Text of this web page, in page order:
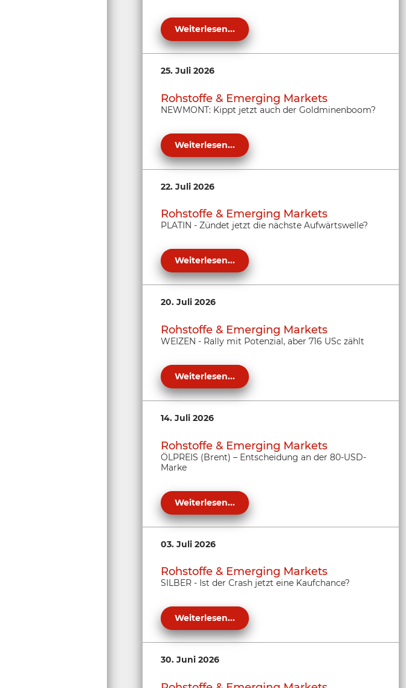
Weiterlesen...
25. Juli 2026
Rohstoffe & Emerging Markets
NEWMONT: Kippt jetzt auch der Goldminenboom?
Weiterlesen...
22. Juli 2026
Rohstoffe & Emerging Markets
PLATIN - Zündet jetzt die nächste Aufwärtswelle?
Weiterlesen...
20. Juli 2026
Rohstoffe & Emerging Markets
WEIZEN - Rally mit Potenzial, aber 716 USc zählt
Weiterlesen...
14. Juli 2026
Rohstoffe & Emerging Markets
ÖLPREIS (Brent) – Entscheidung an der 80-USD-
Marke
Weiterlesen...
03. Juli 2026
Rohstoffe & Emerging Markets
SILBER - Ist der Crash jetzt eine Kaufchance?
Weiterlesen...
30. Juni 2026